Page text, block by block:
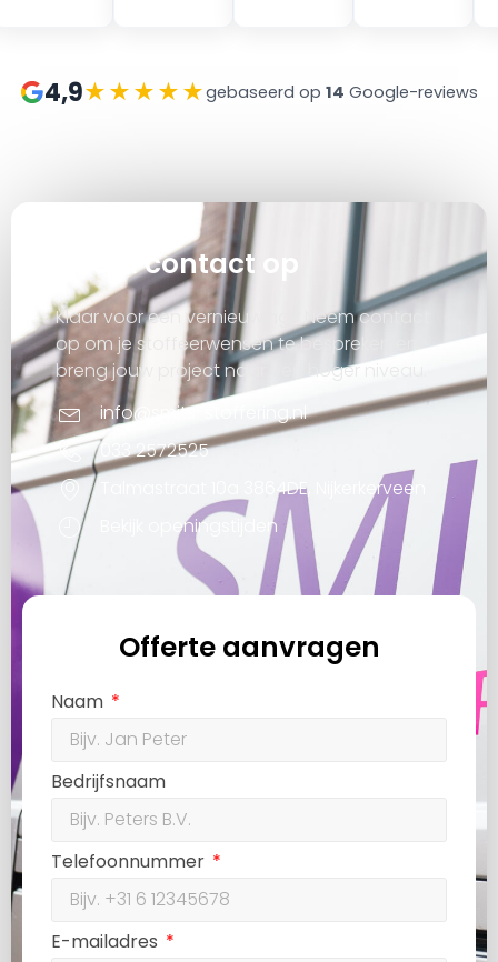
4,9★★★★★gebaseerd op 14 Google-reviews
Neem contact op
Klaar voor een vernieuwing? Neem contact
op om je stoffeerwensen te bespreken en
breng jouw project naar een hoger niveau.
info@smits-stoffering.nl
033 2572525
Talmastraat 10a 3864DE, Nijkerkerveen
Bekijk openingstijden
Offerte aanvragen
Naam
Bedrijfsnaam
Telefoonnummer
E-mailadres